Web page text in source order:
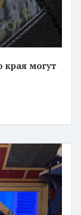
края могут